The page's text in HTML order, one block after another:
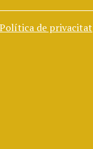
Política de privacitat